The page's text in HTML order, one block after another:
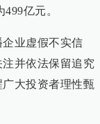
亿元。
业虚假不实信
并依法保留追究
大投资者理性甄